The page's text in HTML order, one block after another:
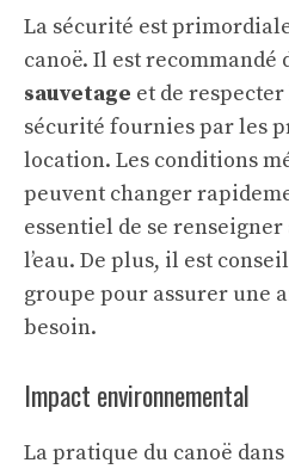
La sécurité est
canoë. Il est recommandé
sauvetage et de
sécurité fournies par les
location. Les conditions
peuvent changer
essentiel de se
l’eau. De plus, il est
groupe pour assurer une
besoin.
Impact environnemental
La pratique du canoë